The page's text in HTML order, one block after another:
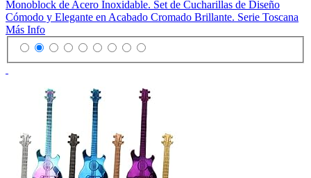
Monoblock de Acero Inoxidable. Set de Cucharillas de Diseño
Cómodo y Elegante en Acabado Cromado Brillante. Serie Toscana
Más Info